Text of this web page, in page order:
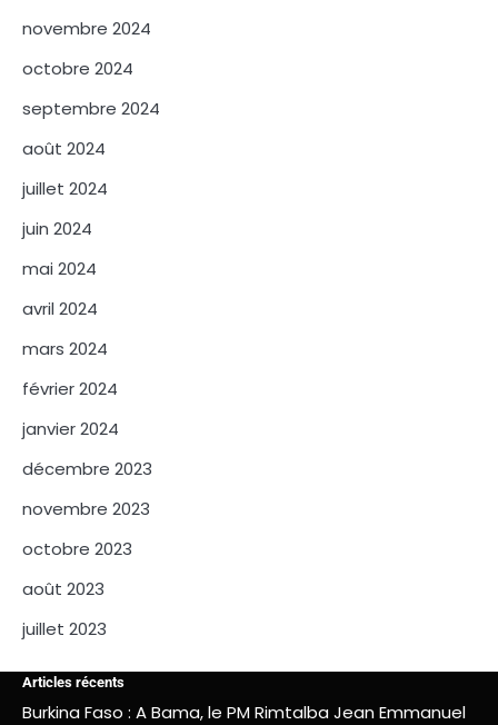
novembre 2024
octobre 2024
septembre 2024
août 2024
juillet 2024
juin 2024
mai 2024
avril 2024
mars 2024
février 2024
janvier 2024
décembre 2023
novembre 2023
octobre 2023
août 2023
juillet 2023
Articles récents
Burkina Faso : A Bama, le PM Rimtalba Jean Emmanuel